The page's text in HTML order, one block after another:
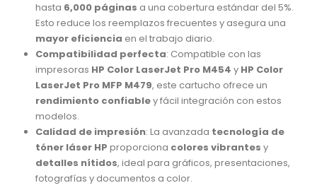
hasta 6,000 páginas a una cobertura estándar del 5%.
Esto reduce los reemplazos frecuentes y asegura una
mayor eficiencia en el trabajo diario.
Compatibilidad perfecta: Compatible con las
impresoras HP Color LaserJet Pro M454 y HP Color
LaserJet Pro MFP M479, este cartucho ofrece un
rendimiento confiabley fácil integración con estos
modelos.
Calidad de impresión: La avanzada tecnología de
tóner láser HP proporciona colores vibrantes y
detalles nítidos, ideal para gráficos, presentaciones,
fotografías y documentos a color.